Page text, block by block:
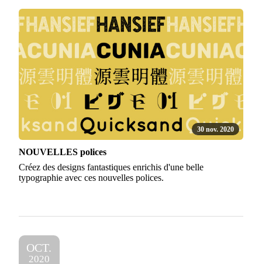
30 nov. 2020
NOUVELLES polices
Créez des designs fantastiques enrichis d'une belle
typographie avec ces nouvelles polices.
OCT.
2020